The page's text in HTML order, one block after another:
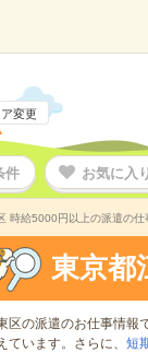
変更
件 お気に入
時給5000円以上の派遣の仕
東京都
区の派遣のお仕事情報で
ています。さらに、 短